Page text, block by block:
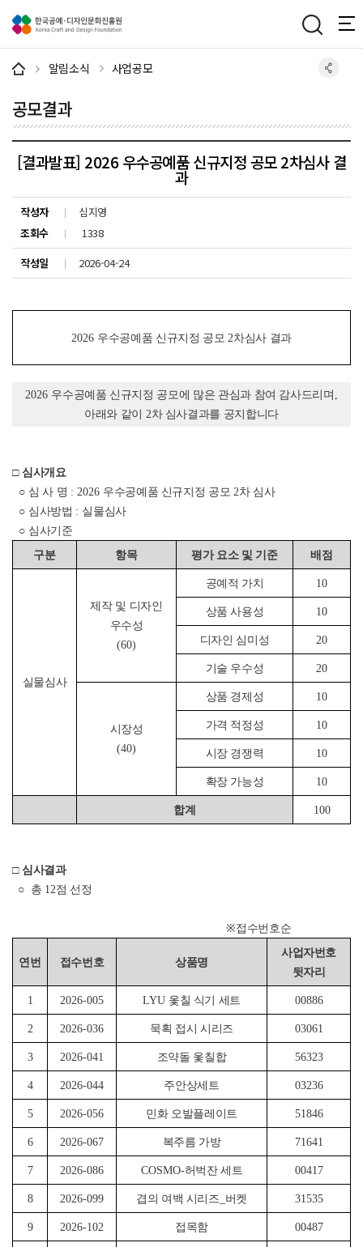
알림소식 사업공모
공모결과
[결과발표] 2026 우수공예품 신규지정 공모 2차심사 결
과
작성자
심지영
조회수
1338
작성일
2026-04-24
2026 우수공예품 신규지정 공모2차심사 결과
2026 우수공예품 신규지정 공모에 많은 관심과 참여 감사드리며 ,
아래와 같이 2차 심사결과를 공지합니다
□ 심사개요
○ 심 사 명 : 2026 우수공예품 신규지정 공모2차 심사
○ 심사방법 : 실물심사
○ 심사기준
구분 항목 평가 요소 및 기준 배점
실물심사
제작 및 디자인
우수성
(60)
공예적 가치 10
상품 사용성 10
디자인 심미성 20
기술 우수성 20
시장성
(40)
상품 경제성 10
가격 적정성 10
시장 경쟁력 10
확장 가능성 10
합계 100
□ 심사결과
○ 총 12점 선정
※접수번호순
연번 접수번호 상품명
사업자번호
뒷자리
1 2026-005 LYU 옻칠 식기 세트 00886
2 2026-036 묵획 접시 시리즈 03061
3 2026-041 조약돌 옻칠합 56323
4 2026-044 주안상세트 03236
5 2026-056 민화 오발플레이트 51846
6 2026-067 복주름 가방 71641
7 2026-086 COSMO-허벅잔 세트 00417
8 2026-099 겹의 여백 시리즈 버켓 31535
9 2026-102 접목함 00487